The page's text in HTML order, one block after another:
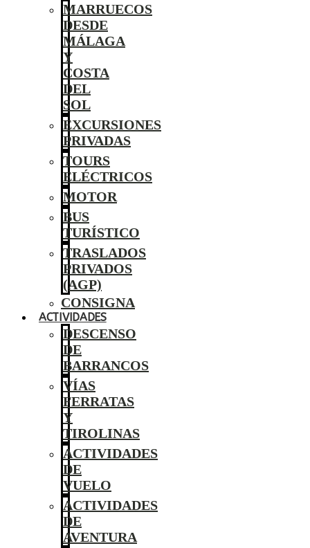
MARRUECOS
DESDE
MÁLAGA
Y
COSTA
DEL
SOL
EXCURSIONES
PRIVADAS
TOURS
ELÉCTRICOS
MOTOR
BUS
TURÍSTICO
TRASLADOS
PRIVADOS
(AGP)
CONSIGNA
ACTIVIDADES
DESCENSO
DE
BARRANCOS
VÍAS
FERRATAS
Y
TIROLINAS
ACTIVIDADES
DE
VUELO
ACTIVIDADES
DE
AVENTURA